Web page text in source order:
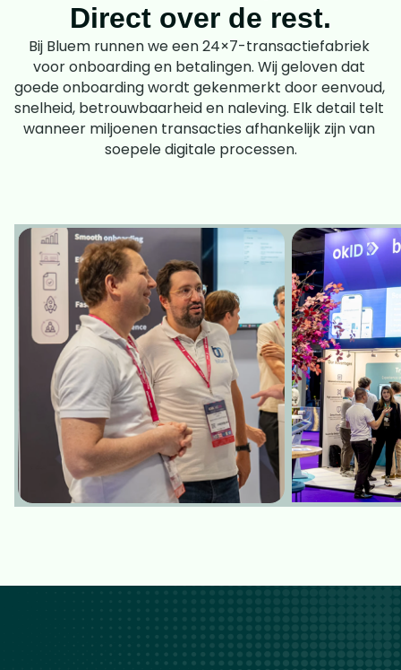
Direct over de rest.
Bij Bluem runnen we een 24×7-transactiefabriek
voor onboarding en betalingen. Wij geloven dat
goede onboarding wordt gekenmerkt door eenvoud,
snelheid, betrouwbaarheid en naleving. Elk detail telt
wanneer miljoenen transacties afhankelijk zijn van
soepele digitale processen.